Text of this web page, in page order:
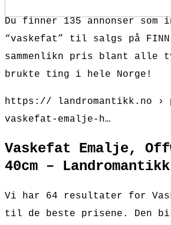
Du finner 135 annonser som
“vaskefat” til salgs på
sammenlikn pris blant alle
brukte ting i hele Norge!
https:// landromantikk.no ›
vaskefat-emalje-h…
Vaskefat Emalje,
40cm –
Vi har 64 resultater for
til de beste prisene. Den